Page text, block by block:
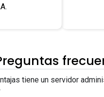
tiene un servidor